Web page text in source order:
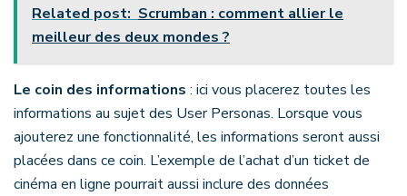
Related post: Scrumban : comment allier le
meilleur des deux mondes ?
Le coin des informations : ici vous placerez toutes les
informations au sujet des User Personas. Lorsque vous
ajouterez une fonctionnalité, les informations seront aussi
placées dans ce coin. L’exemple de l’achat d’un ticket de
cinéma en ligne pourrait aussi inclure des données